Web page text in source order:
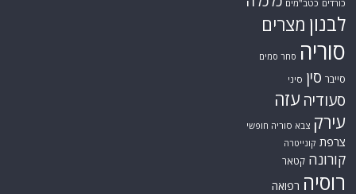
כורדים כטב"מים
לבנון מצרים
סוריה סחר סמים
סייבר סין סיני
סעודיה עזה
עירק צבא סוריה חופשי
צרפת קונייטרה
קורונה קטאר
רוסיה רפואה